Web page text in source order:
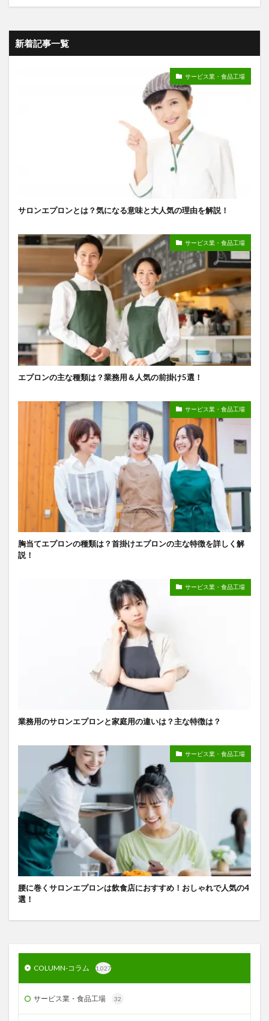
新着記事一覧
サービス業・食品工場
サロンエプロンとは？気になる意味と大人気の理由を解説！
サービス業・食品工場
エプロンの主な種類は？業務用＆人気の前掛け5選！
サービス業・食品工場
胸当てエプロンの種類は？首掛けエプロンの主な特徴を詳しく解
説！
サービス業・食品工場
業務用のサロンエプロンと家庭用の違いは？主な特徴は？
サービス業・食品工場
腰に巻くサロンエプロンは飲食店におすすめ！おしゃれで人気の4
選！
COLUMN-コラム 1,027
サービス業・食品工場 32